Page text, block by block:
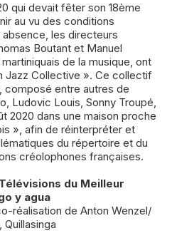
qui devait fêter son 18ème
au vu des conditions
les directeurs
Boutant et Manuel
de la musique, ont
Collective ». Ce collectif
composé entre autres de
Ludovic Louis, Sonny Troupé,
2020 dans une maison proche
», afin de réinterpréter et
du répertoire et du
créolophones françaises.
du Meilleur
y agua
réalisation de Anton Wenzel/